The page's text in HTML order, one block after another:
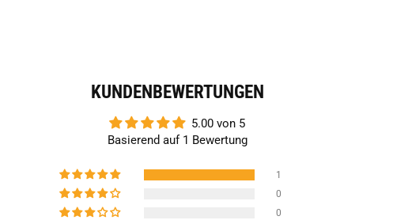
KUNDENBEWERTUNGEN
5.00 von 5
Basierend auf 1 Bewertung
1
0
0